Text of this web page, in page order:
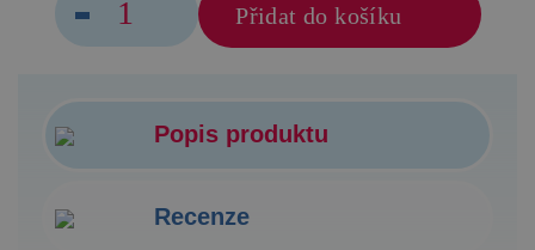
Přidat do košíku
Popis produktu
Recenze